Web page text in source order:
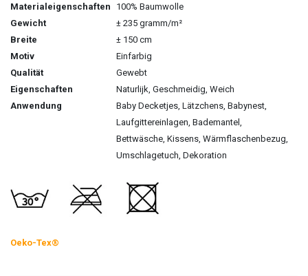
Materialeigenschaften
100% Baumwolle
Gewicht
± 235 gramm/m²
Breite
± 150 cm
Motiv
Einfarbig
Qualität
Gewebt
Eigenschaften
Naturlijk, Geschmeidig, Weich
Anwendung
Baby Decketjes, Lätzchens, Babynest,
Laufgittereinlagen, Bademantel,
Bettwäsche, Kissens, Wärmflaschenbezug,
Umschlagetuch, Dekoration
Oeko-Tex®